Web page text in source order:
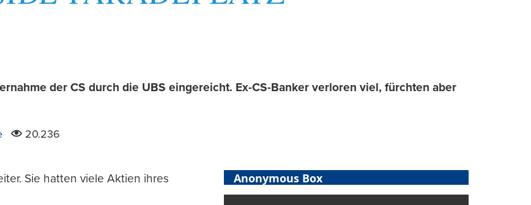
der CS durch die UBS eingereicht. Ex-CS-Banker verloren viel, fürchten aber
20.236
Sie hatten viele Aktien ihres
Anonymous Box